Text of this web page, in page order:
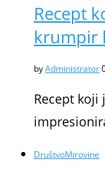
Recept
krumpir
byAdministrator
Recept koji
DruštvoMirovine